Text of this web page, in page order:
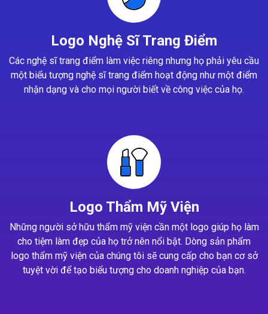
Logo Nghệ Sĩ Trang Điểm
Các nghệ sĩ trang điểm làm việc riêng nhưng họ phải yêu cầu
một biểu tượng nghệ sĩ trang điểm hoạt động như một điểm
nhận dạng và cho mọi người biết về công việc của họ.
Logo Thẩm Mỹ Viện
Những người sở hữu thẩm mỹ viện cần một logo giúp họ làm
cho tiệm làm đẹp của họ trở nên nổi bật. Dòng sản phẩm
logo thẩm mỹ viện của chúng tôi sẽ cung cấp cho bạn cơ sở
tuyệt vời để tạo biểu tượng cho doanh nghiệp của bạn.